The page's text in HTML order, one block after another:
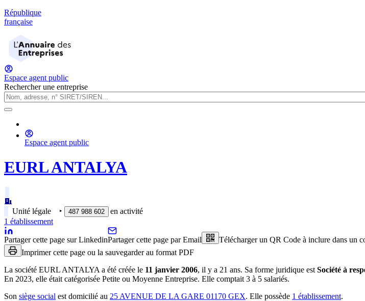
République
française
Espace agent public
Rechercher une entreprise
Espace agent public
EURL ANTALYA
Unité légale ‣ 487 988 602
en activité
1 établissement
Partager cette page sur LinkedinPartager cette page par Email
Télécharger un QR Code à inclure dans un
Imprimer cette page ou la sauvegarder au format PDF
La société EURL ANTALYA a été créée le 11 janvier 2006, il y a 21 ans. Sa forme juridique est Société à
En 2023, elle était catégorisée Petite ou Moyenne Entreprise. Elle comptait 3 à 5 salariés.
Son siège social est domicilié au 25 AVENUE DE LA GARE 01170 GEX. Elle possède 1 établissement.